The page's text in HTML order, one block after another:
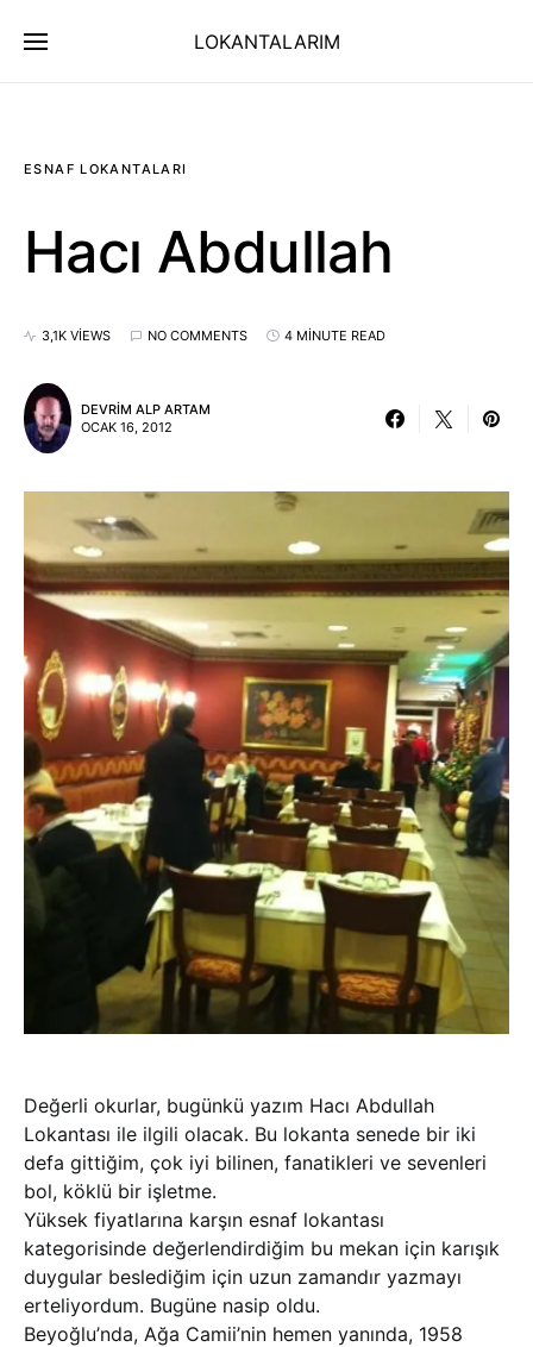
LOKANTALARIM
ESNAF LOKANTALARI
Hacı Abdullah
3,1K VIEWS NO COMMENTS 4 MINUTE READ
DEVRIM ALP ARTAM
OCAK 16, 2012
Değerli okurlar, bugünkü yazım Hacı Abdullah
Lokantası ile ilgili olacak. Bu lokanta senede bir iki
defa gittiğim, çok iyi bilinen, fanatikleri ve sevenleri
bol, köklü bir işletme.
Yüksek fiyatlarına karşın esnaf lokantası
kategorisinde değerlendirdiğim bu mekan için karışık
duygular beslediğim için uzun zamandır yazmayı
erteliyordum. Bugüne nasip oldu.
Beyoğlu’nda, Ağa Camii’nin hemen yanında, 1958